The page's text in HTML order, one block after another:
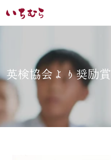
英検協会より奨励賞